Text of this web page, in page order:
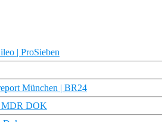
| ProSieben
München | BR24
MDR DOK